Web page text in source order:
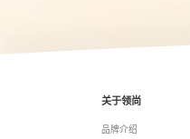
关于领尚
品牌介绍